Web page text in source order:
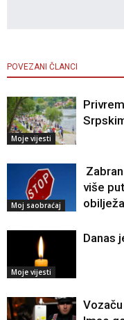
POVEZANI ČLANCI
Moje vijesti
Moj saobraćaj
više
Moje vijesti
Danas